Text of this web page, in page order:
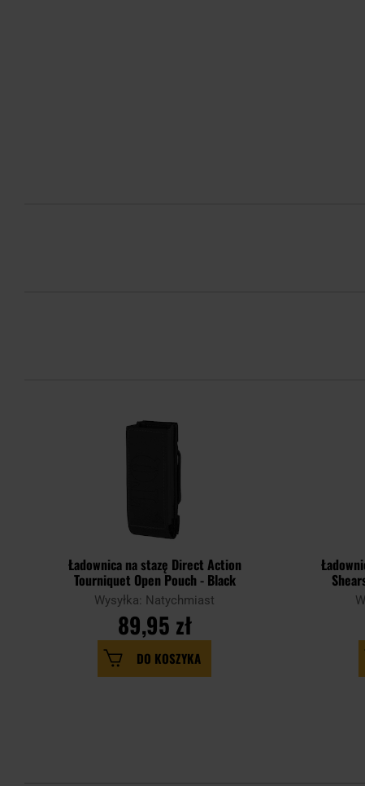
Ładownica na stazę Direct Action
Tourniquet Open Pouch - Black
Wysyłka: Natychmiast
89,95 zł
DO KOSZYKA